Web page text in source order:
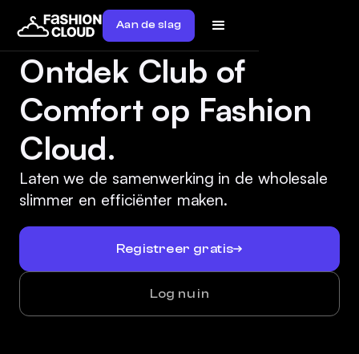
Aan de slag
Ontdek Club of
Comfort op Fashion
Cloud.
Laten we de samenwerking in de wholesale
slimmer en efficiënter maken.
Registreer gratis
Log nu in